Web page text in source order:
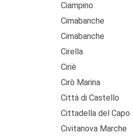
Ciampino
Cimabanche
Cimabanche
Cirella
Ciriè
Cirò Marina
Città di Castello
Cittadella del Capo
Civitanova Marche